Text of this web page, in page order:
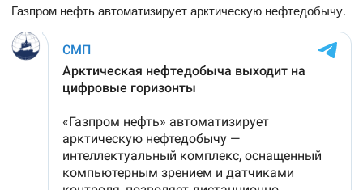
Газпром нефть автоматизирует арктическую нефтедобычу.